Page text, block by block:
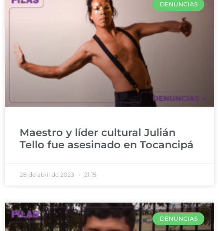
DENUNCIAS
Maestro y líder cultural Julián
Tello fue asesinado en Tocancipá
28 de abril de 2023 21:15
DENUNCIAS